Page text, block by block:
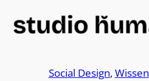
Social Design, Wissen